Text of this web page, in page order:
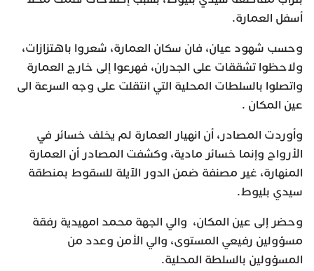
أسفل العمارة.
وحسب شهود عيان، فان سكان العمارة، شعروا باهتزازات،
ولاحظوا تشققات على الجدران، فهرعوا إلى خارج العمارة
واتصلوا بالسلطات المحلية التي انتقلت على وجه السرعة الى
عين المكان .
وأوردت المصادر، أن انهيار العمارة لم يخلف خسائر في
الأرواح وإنما خسائر مادية، وكشفت المصادر أن العمارة
المنهارة، غير مصنفة ضمن الدور الآيلة للسقوط بمنطقة
سيدي بليوط.
وحضر إلى عين المكان، والي الجهة محمد امهيدية رفقة
مسؤولين رفيعي المستوى، والي الأمن وعدد من
المسؤولين بالسلطة المحلية.